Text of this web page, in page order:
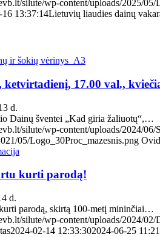
silute/wp-content/uploads/2025/05/
16 13:37:14Lietuvių liaudies dainų
ketvirtadienį, 17.00 val.,
d.
Dainų šventei „Kad giria žaliuotų“,…
silute/wp-content/uploads/2024/
05/Logo_30Proc_mazesnis.png
kurti parodą!
d.
parodą, skirtą 100-metį mininčiai…
silute/wp-content/uploads/2024/
2024-02-14 12:33:302024-06-25